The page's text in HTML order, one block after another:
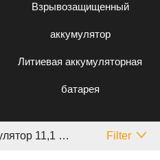
Взрывозащищенный
аккумулятор
Литиевая аккумуляторная
батарея
Литий-полимерный аккумулятор 11,1 V Особый Filter